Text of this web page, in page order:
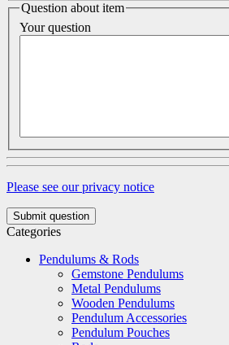
Question about item
Your question
Please see our privacy notice
Submit question
Categories
Pendulums & Rods
Gemstone Pendulums
Metal Pendulums
Wooden Pendulums
Pendulum Accessories
Pendulum Pouches